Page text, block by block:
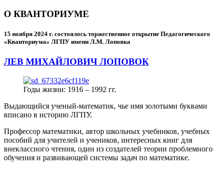
О КВАНТОРИУМЕ
15 ноября 2024 г. состоялось торжественное открытие Педагогического
«Кванториума» ЛГПУ имени Л.М. Лоповка
ЛЕВ МИХАЙЛОВИЧ ЛОПОВОК
Годы жизни: 1916 – 1992 гг.
Выдающийся ученый-математик, чье имя золотыми буквами
вписано в историю ЛГПУ.
Профессор математики, автор школьных учебников, учебных
пособий для учителей и учеников, интересных книг для
внеклассного чтения, один из создателей теории проблемного
обучения и развивающей системы задач по математике.